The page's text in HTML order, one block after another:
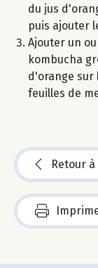
du jus
puis ajouter
Ajouter un
kombucha
d'orange sur
feuilles de
Retour